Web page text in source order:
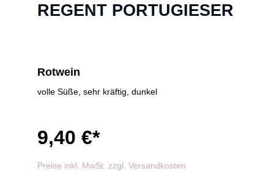
REGENT PORTUGIESER
Rotwein
volle Süße, sehr kräftig, dunkel
9,40 €*
Preise inkl. MwSt. zzgl. Versandkosten